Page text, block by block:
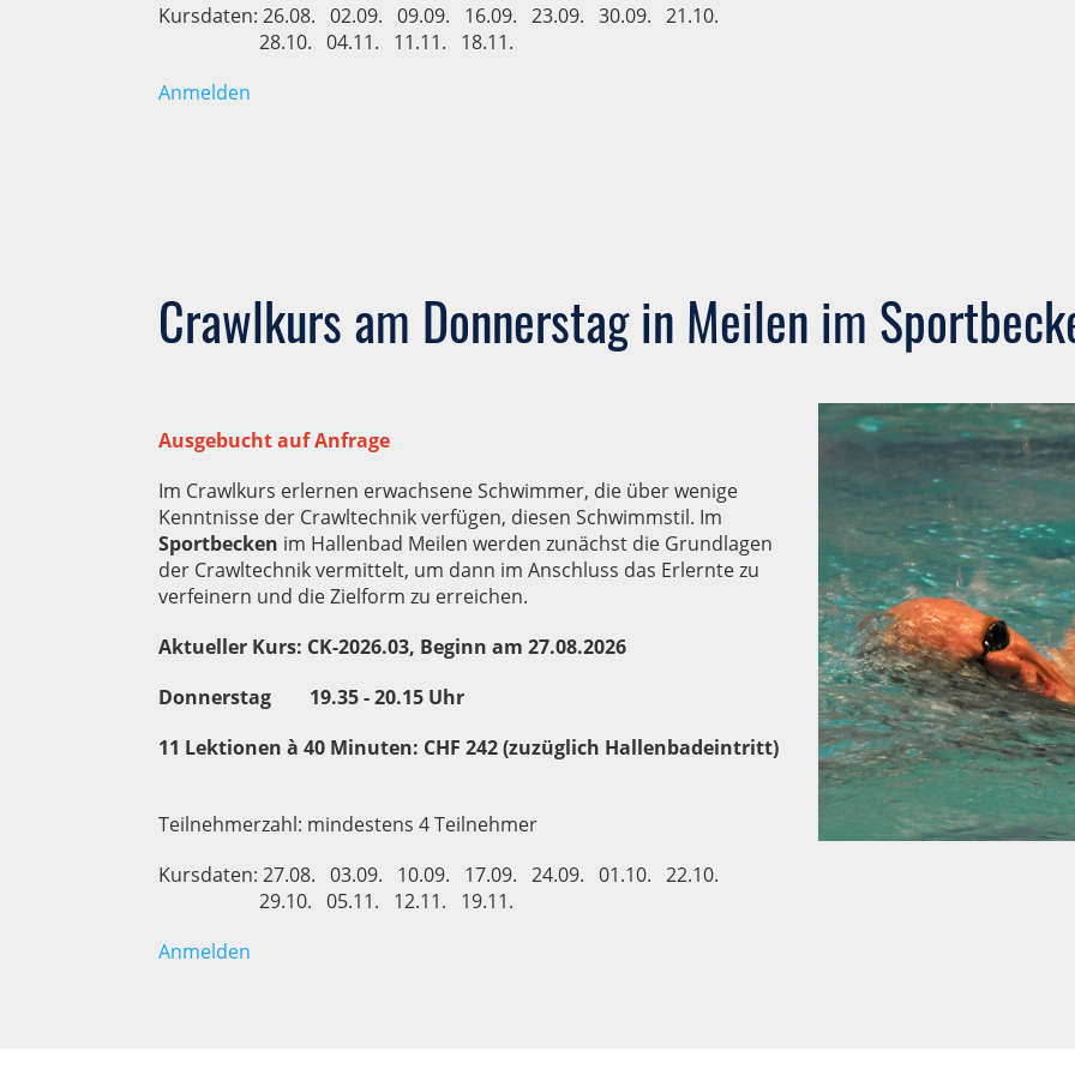
Kursdaten: 26.08. 02.09. 09.09. 16.09. 23.09. 30.09. 21.10.
28.10. 04.11. 11.11. 18.11.
Anmelden
Crawlkurs am Donnerstag in Meilen im
Ausgebucht auf Anfrage
Im Crawlkurs erlernen erwachsene Schwimmer, die über wenige
Kenntnisse der Crawltechnik verfügen, diesen Schwimmstil. Im
Sportbecken im Hallenbad Meilen werden zunächst die Grundlagen
der Crawltechnik vermittelt, um dann im Anschluss das Erlernte zu
verfeinern und die Zielform zu erreichen.
Aktueller Kurs: CK-2026.03, Beginn am 27.08.2026
Donnerstag 19.35 - 20.15 Uhr
11 Lektionen à 40 Minuten: CHF 242 (zuzüglich Hallenbadeintritt)
Teilnehmerzahl: mindestens 4 Teilnehmer
Kursdaten: 27.08. 03.09. 10.09. 17.09. 24.09. 01.10. 22.10.
29.10. 05.11. 12.11. 19.11.
Anmelden